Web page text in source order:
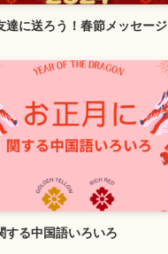
達に送ろう！春節メッセージ
する中国語いろいろ